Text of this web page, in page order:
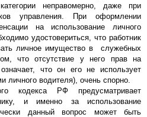
неправомерно, даже при
управления. При оформлении
на использование личного
удостовериться, что работник
личное имущество в служебных
что отсутствие у него прав на
что он его не использует
личного водителя), очень спорно.
кодекса РФ предусматривает
и именно за использование
данный вопрос может быть